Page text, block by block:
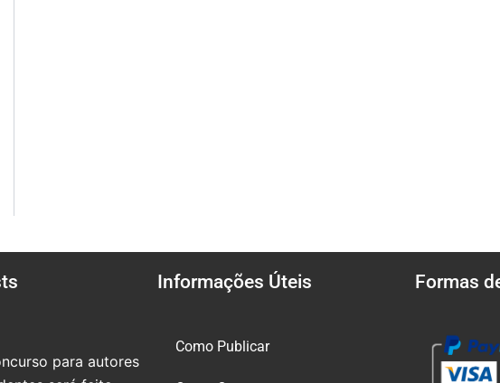
para autores
Informações Úteis
Como Publicar
Formas